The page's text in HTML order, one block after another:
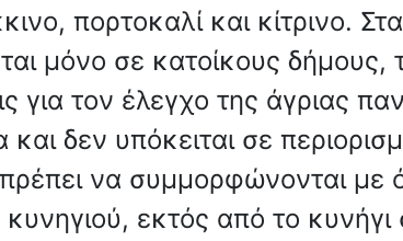
πορτοκαλί και κίτρινο.
μόνο σε κατοίκους δήμους,
για τον έλεγχο της άγριας
δεν υπόκειται σε
να συμμορφώνονται
εκτός από το